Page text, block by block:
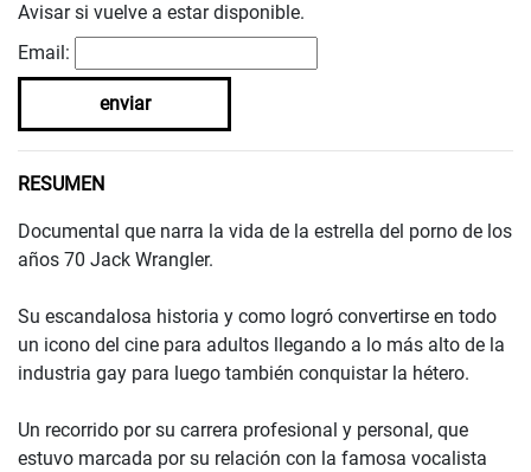
Avisar si vuelve a estar disponible.
Email:
enviar
RESUMEN
Documental que narra la vida de la estrella del porno de los
años 70 Jack Wrangler.
Su escandalosa historia y como logró convertirse en todo
un icono del cine para adultos llegando a lo más alto de la
industria gay para luego también conquistar la hétero.
Un recorrido por su carrera profesional y personal, que
estuvo marcada por su relación con la famosa vocalista